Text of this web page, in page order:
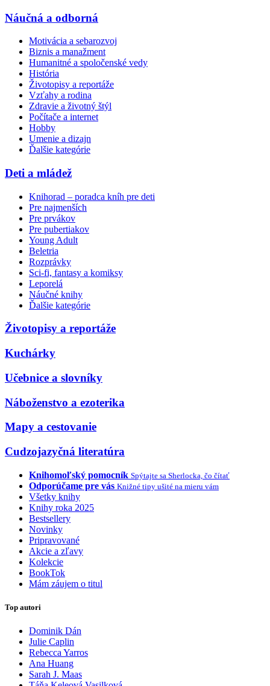
Náučná a odborná
Motivácia a sebarozvoj
Biznis a manažment
Humanitné a spoločenské vedy
História
Životopisy a reportáže
Vzťahy a rodina
Zdravie a životný štýl
Počítače a internet
Hobby
Umenie a dizajn
Ďalšie kategórie
Deti a mládež
Knihorad – poradca kníh pre deti
Pre najmenších
Pre prvákov
Pre pubertiakov
Young Adult
Beletria
Rozprávky
Sci-fi, fantasy a komiksy
Leporelá
Náučné knihy
Ďalšie kategórie
Životopisy a reportáže
Kuchárky
Učebnice a slovníky
Náboženstvo a ezoterika
Mapy a cestovanie
Cudzojazyčná literatúra
Knihomoľský pomocník Spýtajte sa Sherlocka, čo čítať
Odporúčame pre vás Knižné tipy ušité na mieru vám
Všetky knihy
Knihy roka 2025
Bestsellery
Novinky
Pripravované
Akcie a zľavy
Kolekcie
BookTok
Mám záujem o titul
Top autori
Dominik Dán
Julie Caplin
Rebecca Yarros
Ana Huang
Sarah J. Maas